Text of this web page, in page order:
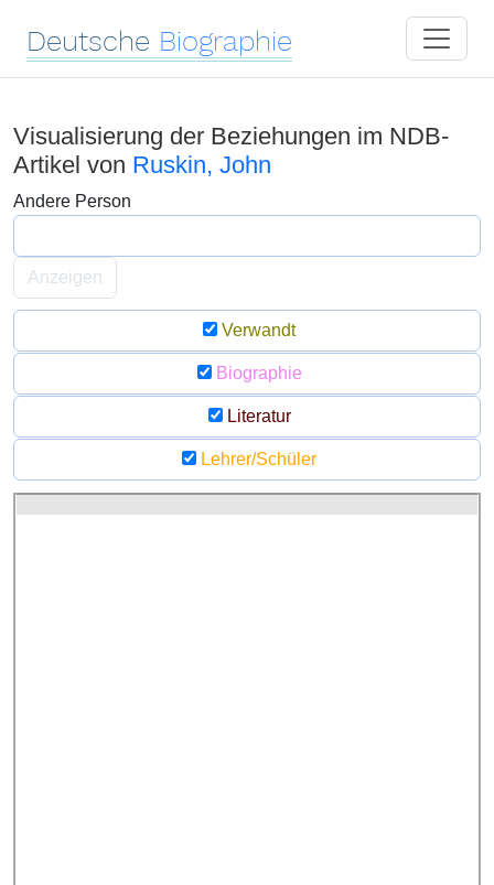
Deutsche Biographie
Visualisierung der Beziehungen im NDB-
Artikel von Ruskin, John
Andere Person
Anzeigen
Verwandt
Biographie
Literatur
Lehrer/Schüler